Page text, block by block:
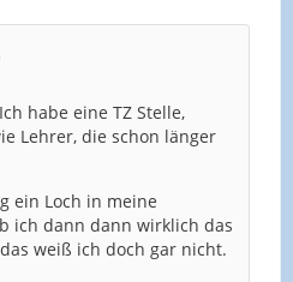
habe eine TZ Stelle,
Lehrer, die schon länger
ein Loch in meine
ich dann dann wirklich das
weiß ich doch gar nicht.